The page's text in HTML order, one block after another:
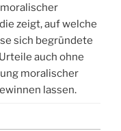
zeigt, auf welche
sich begründete
auch ohne
moralischer
lassen.